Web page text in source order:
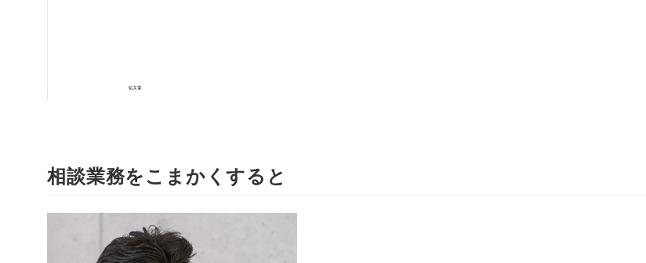
相談業務をこまかくすると